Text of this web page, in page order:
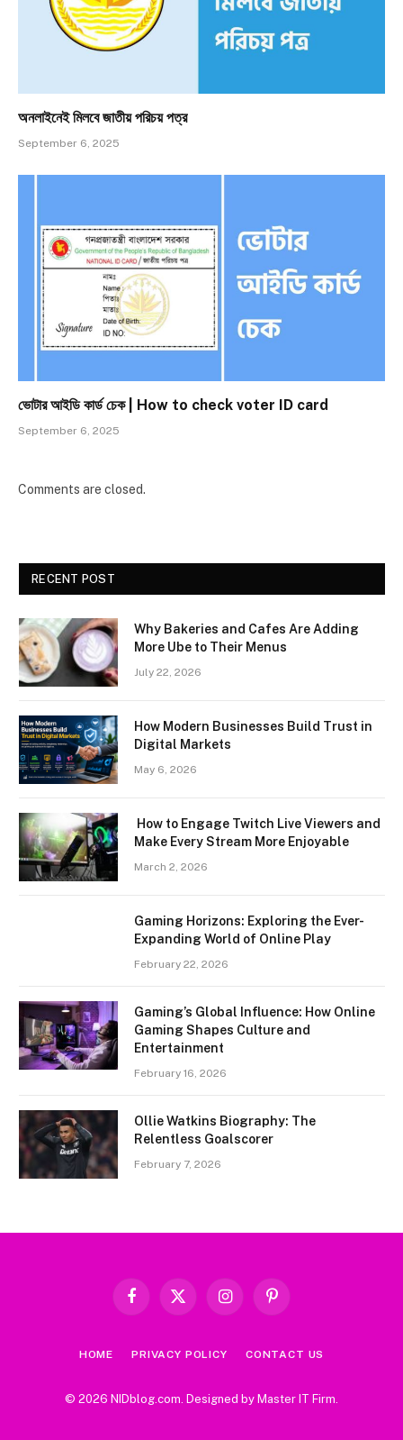
অনলাইনেই মিলবে জাতীয় পরিচয় পত্র
September 6, 2025
ভোটার আইডি কার্ড চেক | How to check voter ID card
September 6, 2025
Comments are closed.
RECENT POST
Why Bakeries and Cafes Are Adding
More Ube to Their Menus
July 22, 2026
How Modern Businesses Build Trust in
Digital Markets
May 6, 2026
How to Engage Twitch Live Viewers and
Make Every Stream More Enjoyable
March 2, 2026
Gaming Horizons: Exploring the Ever-
Expanding World of Online Play
February 22, 2026
Gaming’s Global Influence: How Online
Gaming Shapes Culture and
Entertainment
February 16, 2026
Ollie Watkins Biography: The
Relentless Goalscorer
February 7, 2026
Facebook
X
InstagramPinterest
HOME PRIVACY POLICY CONTACT US
© 2026 NIDblog.com. Designed by Master IT Firm.